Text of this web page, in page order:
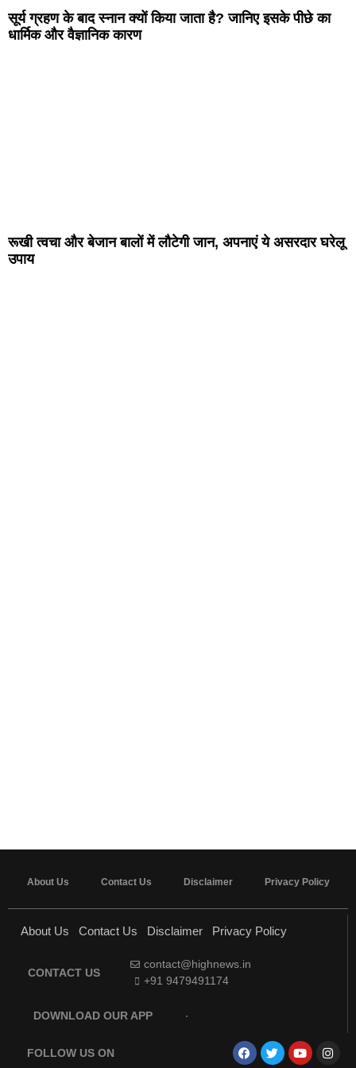
सूर्य ग्रहण के बाद स्नान क्यों किया जाता है? जानिए इसके पीछे का
धार्मिक और वैज्ञानिक कारण
रूखी त्वचा और बेजान बालों में लौटेगी जान, अपनाएं ये असरदार घरेलू
उपाय
About Us Contact Us Disclaimer Privacy Policy
About Us Contact Us Disclaimer Privacy Policy
CONTACT US
contact@highnews.in
+91 9479491174
DOWNLOAD OUR APP
FOLLOW US ON